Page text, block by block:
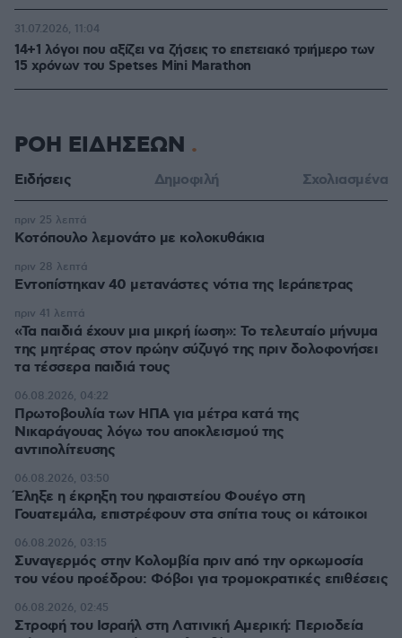
14+1 λόγοι που αξίζει να ζήσεις το επετειακό τριήμερο των
15 χρόνων του Spetses Mini Marathon
31.07.2026, 11:04
ΡΟΗ ΕΙΔΗΣΕΩΝ
Ειδήσεις Δημοφιλή Σχολιασμένα
Κοτόπουλο λεμονάτο με κολοκυθάκια
πριν 25 λεπτά
Εντοπίστηκαν 40 μετανάστες νότια της Ιεράπετρας
πριν 28 λεπτά
«Τα παιδιά έχουν μια μικρή ίωση»: Το τελευταίο μήνυμα
της μητέρας στον πρώην σύζυγό της πριν δολοφονήσει
τα τέσσερα παιδιά τους
πριν 41 λεπτά
Πρωτοβουλία των ΗΠΑ για μέτρα κατά της
Νικαράγουας λόγω του αποκλεισμού της
αντιπολίτευσης
06.08.2026, 04:22
Έληξε η έκρηξη του ηφαιστείου Φουέγο στη
Γουατεμάλα, επιστρέφουν στα σπίτια τους οι κάτοικοι
06.08.2026, 03:50
Συναγερμός στην Κολομβία πριν από την ορκωμοσία
του νέου προέδρου: Φόβοι για τρομοκρατικές επιθέσεις
06.08.2026, 03:15
Στροφή του Ισραήλ στη Λατινική Αμερική: Περιοδεία
06.08.2026, 02:45